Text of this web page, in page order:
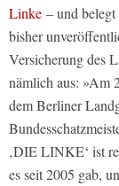
Linke – und
bisher
Versicherung des
nämlich aus: »Am
dem Berliner
‚DIE LINKE‘ ist
es seit 2005 gab,